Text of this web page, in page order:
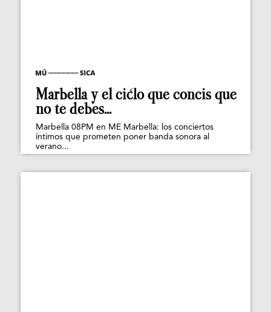
Marbella y el ciclo que concis que
no te debes...
Marbella 08PM en ME Marbella: los conciertos
íntimos que prometen poner banda sonora al
verano...